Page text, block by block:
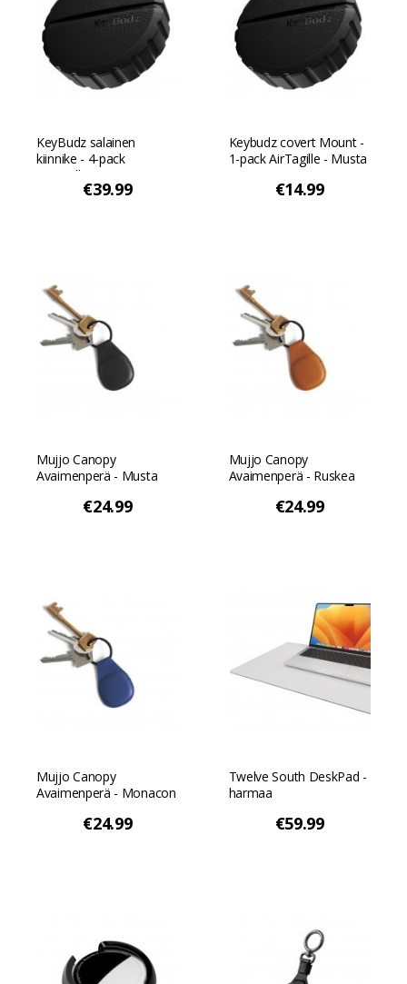
KeyBudz salainen
kiinnike - 4-pack
AirTagille - Musta
€39.99
Keybudz covert Mount -
1-pack AirTagille - Musta
€14.99
Mujjo Canopy
Avaimenperä - Musta
€24.99
Mujjo Canopy
Avaimenperä - Ruskea
€24.99
Mujjo Canopy
Avaimenperä - Monacon
€24.99
Twelve South DeskPad -
harmaa
€59.99